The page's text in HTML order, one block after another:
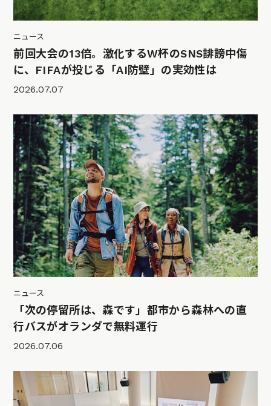
ニュース
前回大会の13倍。激化するW杯のSNS誹謗中傷
に、FIFAが投じる「AI防壁」の実効性は
2026.07.07
ニュース
「次の停留所は、森です」都市から森林への直
行バスがオランダで無料運行
2026.07.06